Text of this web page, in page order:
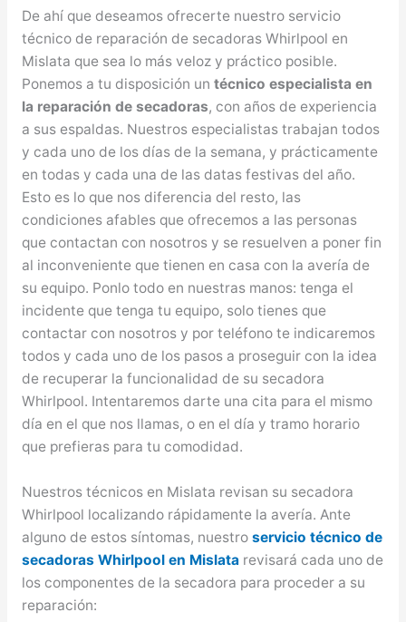
De ahí que deseamos ofrecerte nuestro servicio
técnico de reparación de secadoras Whirlpool en
Mislata que sea lo más veloz y práctico posible.
Ponemos a tu disposición un técnico especialista en
la reparación de secadoras, con años de experiencia
a sus espaldas. Nuestros especialistas trabajan todos
y cada uno de los días de la semana, y prácticamente
en todas y cada una de las datas festivas del año.
Esto es lo que nos diferencia del resto, las
condiciones afables que ofrecemos a las personas
que contactan con nosotros y se resuelven a poner fin
al inconveniente que tienen en casa con la avería de
su equipo. Ponlo todo en nuestras manos: tenga el
incidente que tenga tu equipo, solo tienes que
contactar con nosotros y por teléfono te indicaremos
todos y cada uno de los pasos a proseguir con la idea
de recuperar la funcionalidad de su secadora
Whirlpool. Intentaremos darte una cita para el mismo
día en el que nos llamas, o en el día y tramo horario
que prefieras para tu comodidad.
Nuestros técnicos en Mislata revisan su secadora
Whirlpool localizando rápidamente la avería. Ante
alguno de estos síntomas, nuestro servicio técnico de
secadoras Whirlpool en Mislatarevisará cada uno de
los componentes de la secadora para proceder a su
reparación: